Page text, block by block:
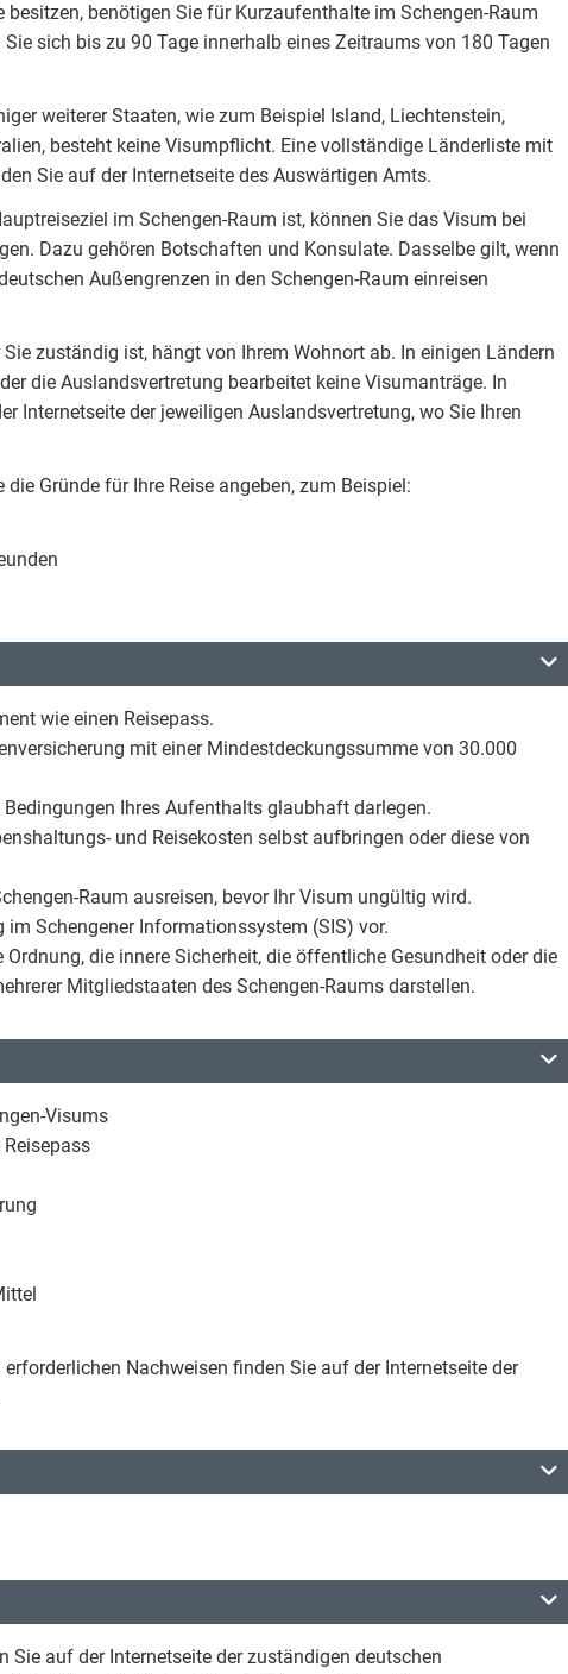
benötigen Sie für Kurzaufenthalte im Schengen-Raum
sich bis zu 90 Tage innerhalb eines Zeitraums von 180 Tagen
weiterer Staaten, wie zum Beispiel Island, Liechtenstein,
besteht keine Visumpflicht. Eine vollständige Länderliste mit
Sie auf der Internetseite des Auswärtigen Amts.
im Schengen-Raum ist, können Sie das Visum bei
Dazu gehören Botschaften und Konsulate. Dasselbe gilt, wenn
Außengrenzen in den Schengen-Raum einreisen
zuständig ist, hängt von Ihrem Wohnort ab. In einigen Ländern
die Auslandsvertretung bearbeitet keine Visumanträge. In
Internetseite der jeweiligen Auslandsvertretung, wo Sie Ihren
Gründe für Ihre Reise angeben, zum Beispiel:
wie einen Reisepass.
mit einer Mindestdeckungssumme von 30.000
Ihres Aufenthalts glaubhaft darlegen.
und Reisekosten selbst aufbringen oder diese von
Raum ausreisen, bevor Ihr Visum ungültig wird.
im Schengener Informationssystem (SIS) vor.
die innere Sicherheit, die öffentliche Gesundheit oder die
Mitgliedstaaten des Schengen-Raums darstellen.
Visums
Nachweisen finden Sie auf der Internetseite der
auf der Internetseite der zuständigen deutschen